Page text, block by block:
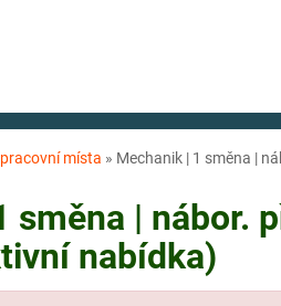
místa » Mechanik️ | 1 směna |
směna | nábor.
nabídka)